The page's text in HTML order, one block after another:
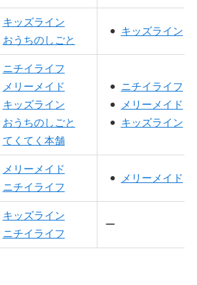
キッズライン
おうちのしごと
キッズライン
ニチイライフ
メリーメイド
キッズライン
おうちのしごと
てくてく本舗
ニチイライフ
メリーメイド
キッズライン
メリーメイド
ニチイライフ
メリーメイド
キッズライン
ニチイライフ
ー